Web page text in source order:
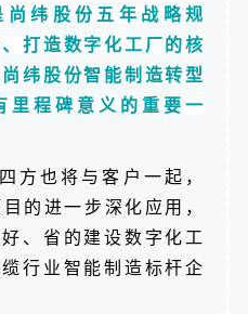
尚纬股 份五年战略规
打造数字化工厂的核
纬股份智能制造转型
里程碑意义的重要一
方也将与客户一起，
的进一步深化应用，
、省的建设数字化工
行业智能制造标杆企